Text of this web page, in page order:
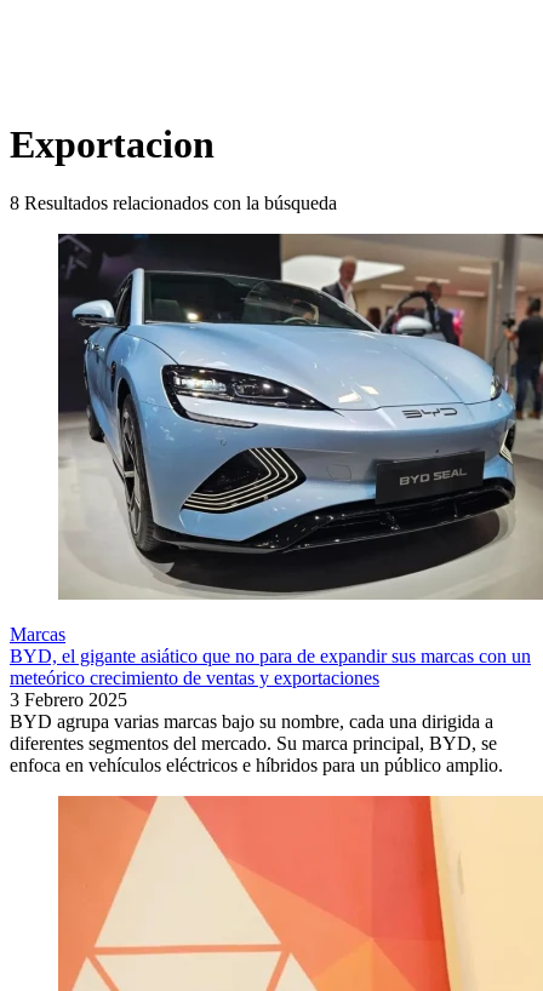
Exportacion
8 Resultados relacionados con la búsqueda
Marcas
BYD, el gigante asiático que no para de expandir sus marcas con un
meteórico crecimiento de ventas y exportaciones
3 Febrero 2025
BYD agrupa varias marcas bajo su nombre, cada una dirigida a
diferentes segmentos del mercado. Su marca principal, BYD, se
enfoca en vehículos eléctricos e híbridos para un público amplio.